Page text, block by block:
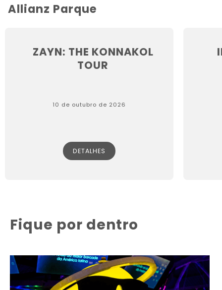
Allianz Parque
ZAYN: THE KONNAKOL
TOUR
10 de outubro de 2026
DETALHES
Fique por dentro